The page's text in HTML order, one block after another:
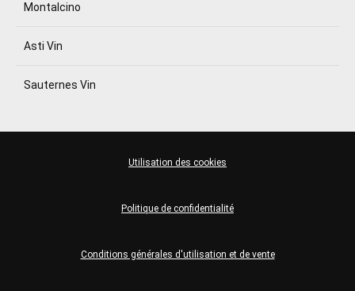
Montalcino
Asti Vin
Sauternes Vin
Conditions générales d'utilisation et de vente
Politique de confidentialité
Utilisation des cookies